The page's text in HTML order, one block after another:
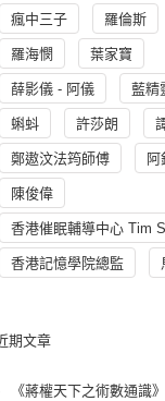
瘋中三子 羅倫斯
羅海憫 葉家寶
薛影儀 - 阿儀 藍精
蝌蚪 許莎朗
鄭遨汶法筠師傅 阿
陳俊偉
香港催眠輔導中心 Tim
香港記憶學院總監
期文章
《蔣權天下之術數通識